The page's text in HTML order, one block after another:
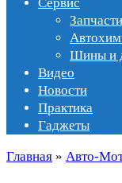
Запчасти
Шины и
Видео
Новости
Практика
Гаджеты
Главная » Авто-